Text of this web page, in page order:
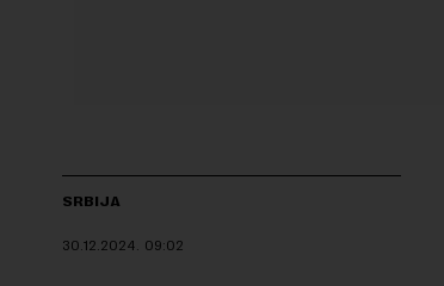
SRBIJA
30.12.2024. 09:02